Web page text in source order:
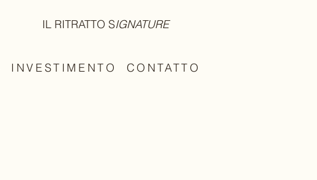
IL RITRATTO SIGNATURE
INVESTIMENTO CONTATTO